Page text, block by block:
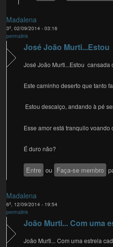
Madalena
3ª, 02/09/2014 - 03:16
permalink
José João Murti...Estou
José João Murti...Estou cansada
Este caminho deserto que tanto
Estou descalço, andando à pé
Esse amor está tranquilo voando
É duro não?
Entre ou Faça-se membro
Madalena
6ª, 12/09/2014 - 19:54
permalink
João Murti... Com uma
João Murti... Com uma estrela